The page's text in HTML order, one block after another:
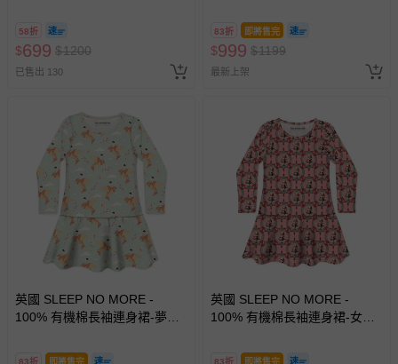
券，於展期現場憑訂單編號兌
換，依現場梯次安排入場，逾
期作廢) (兒童票(2歲以上)贈一
名陪伴成人)
58折
$699 $1200
已售出 130
83折 即將售完
$999 $1199
最新上架
英國 SLEEP NO MORE -
100% 有機棉長袖連身裙-夢想
83折 即將售完
英國 SLEEP NO MORE -
100% 有機棉長袖連身裙-女孩
83折 即將售完